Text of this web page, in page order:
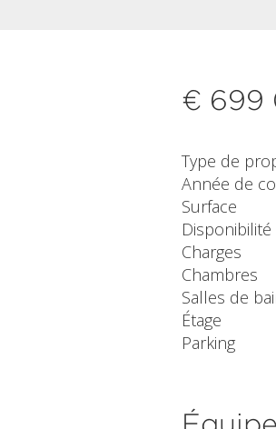
€ 699
Type de
Année de
Surface
Disponibilité
Charges
Chambres
Salles de
Étage
Parking